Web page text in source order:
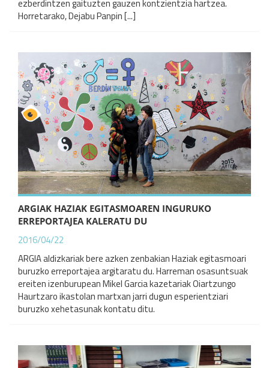
ezberdintzen gaituzten gauzen kontzientzia hartzea.
Horretarako, Dejabu Panpin [...]
ARGIAK HAZIAK EGITASMOAREN INGURUKO
ERREPORTAJEA KALERATU DU
2016/04/22
ARGIA aldizkariak bere azken zenbakian Haziak egitasmoari
buruzko erreportajea argitaratu du. Harreman osasuntsuak
ereiten izenburupean Mikel Garcia kazetariak Oiartzungo
Haurtzaro ikastolan martxan jarri dugun esperientziari
buruzko xehetasunak kontatu ditu.